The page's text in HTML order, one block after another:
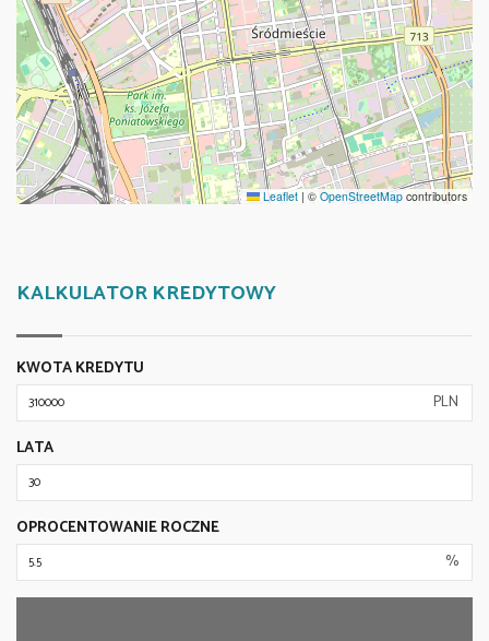
Leaflet | © OpenStreetMap contributors
KALKULATOR KREDYTOWY
KWOTA KREDYTU
PLN
LATA
OPROCENTOWANIE ROCZNE
%